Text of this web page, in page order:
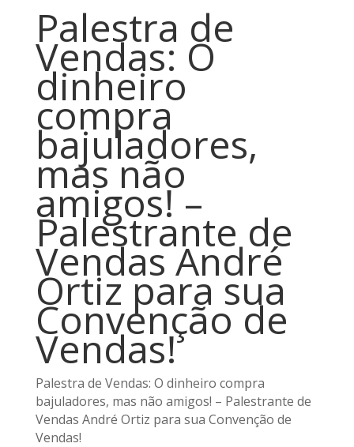
Palestra de
Vendas: O
dinheiro
compra
bajuladores,
mas não
amigos! –
Palestrante de
Vendas André
Ortiz para sua
Convenção de
Vendas!
Palestra de Vendas: O dinheiro compra
bajuladores, mas não amigos! – Palestrante de
Vendas André Ortiz para sua Convenção de
Vendas!